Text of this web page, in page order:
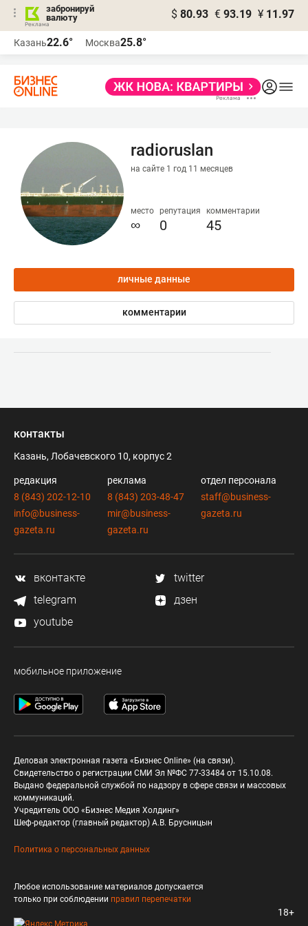
забронируй
валюту
$ 80.93 € 93.19 ¥ 11.97
Казань22.6° Москва25.8°
radioruslan
на сайте 1 год 11 месяцев
место
∞
репутация
0
комментарии
45
личные данные
комментарии
контакты
Казань, Лобачевского 10, корпус 2
редакция
8 (843) 202-12-10
info@business-
gazeta.ru
реклама
8 (843) 203-48-47
mir@business-
gazeta.ru
отдел персонала
staff@business-
gazeta.ru
вконтакте
twitter
telegram
дзен
youtube
мобильное приложение
Деловая электронная газета «Бизнес Online» (на связи).
Свидетельство о регистрации СМИ Эл №ФС 77-33484 от 15.10.08.
Выдано федеральной службой по надзору в сфере связи и массовых
коммуникаций.
Учредитель ООО «Бизнес Медия Холдинг»
Шеф-редактор (главный редактор) А.В. Брусницын
Политика о персональных данных
Любое использование материалов допускается
только при соблюдении правил перепечатки
18+